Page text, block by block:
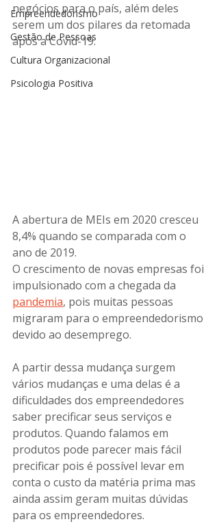
Empreendedorismo
Gestão de Pessoas
Cultura Organizacional
Psicologia Positiva
negócios para o país, além deles
serem um dos pilares da retomada
após a Covid-19.
A abertura de MEIs em 2020 cresceu
8,4% quando se comparada com o
ano de 2019.
O crescimento de novas empresas foi
impulsionado com a chegada da
pandemia, pois muitas pessoas
migraram para o empreendedorismo
devido ao desemprego.
A partir dessa mudança surgem
vários mudanças e uma delas é a
dificuldades dos empreendedores
saber precificar seus serviços e
produtos. Quando falamos em
produtos pode parecer mais fácil
precificar pois é possível levar em
conta o custo da matéria prima mas
ainda assim geram muitas dúvidas
para os empreendedores.